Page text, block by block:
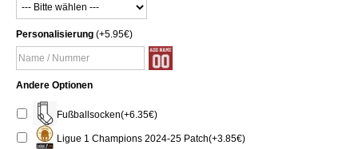
Personalisierung (+5.95€)
Andere Optionen
Fußballsocken(+6.35€)
Ligue 1 Champions 2024-25 Patch(+3.85€)